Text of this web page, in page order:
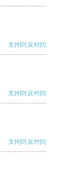
支持[0] 反对[0]
支持[0] 反对[0]
支持[0] 反对[0]